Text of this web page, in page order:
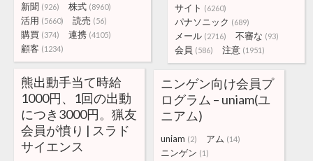
新聞 (926) 株式 (8960)
活用 (5660) 読売 (56)
購買 (374) 連携 (4105)
顧客 (1234)
サイト (6260)
パナソニック (689)
メール (2716) 不審な (93)
会員 (586) 注意 (1951)
熊出動手当て時給
1000円、1回の出動
につき3000円。猟友
会員が憤り | スラド
サイエンス
ニンゲン向け会員プ
ログラム – uniam(ユ
ニアム)
uniam (2) アム (14)
ニンゲン (1)